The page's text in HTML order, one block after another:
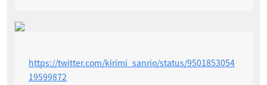
https://twitter.com/kirimi_sanrio/status/9501853054
19599872